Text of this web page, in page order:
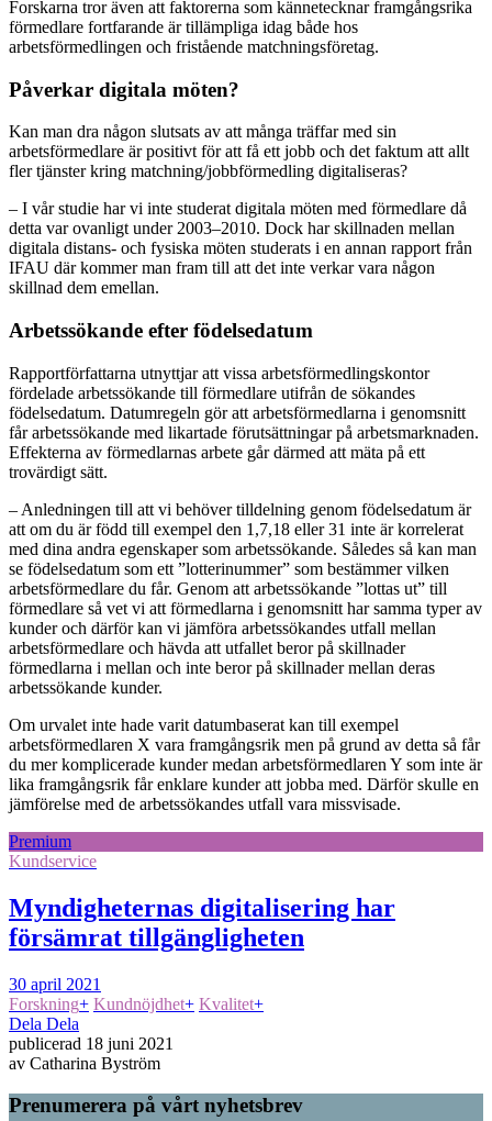
Forskarna tror även att faktorerna som kännetecknar framgångsrika
förmedlare fortfarande är tillämpliga idag både hos
arbetsförmedlingen och fristående matchningsföretag.
Påverkar digitala möten?
Kan man dra någon slutsats av att många träffar med sin
arbetsförmedlare är positivt för att få ett jobb och det faktum att allt
fler tjänster kring matchning/jobbförmedling digitaliseras?
– I vår studie har vi inte studerat digitala möten med förmedlare då
detta var ovanligt under 2003–2010. Dock har skillnaden mellan
digitala distans- och fysiska möten studerats i en annan rapport från
IFAU där kommer man fram till att det inte verkar vara någon
skillnad dem emellan.
Arbetssökande efter födelsedatum
Rapportförfattarna utnyttjar att vissa arbetsförmedlingskontor
fördelade arbetssökande till förmedlare utifrån de sökandes
födelsedatum. Datumregeln gör att arbetsförmedlarna i genomsnitt
får arbetssökande med likartade förutsättningar på arbetsmarknaden.
Effekterna av förmedlarnas arbete går därmed att mäta på ett
trovärdigt sätt.
– Anledningen till att vi behöver tilldelning genom födelsedatum är
att om du är född till exempel den 1,7,18 eller 31 inte är korrelerat
med dina andra egenskaper som arbetssökande. Således så kan man
se födelsedatum som ett ”lotterinummer” som bestämmer vilken
arbetsförmedlare du får. Genom att arbetssökande ”lottas ut” till
förmedlare så vet vi att förmedlarna i genomsnitt har samma typer av
kunder och därför kan vi jämföra arbetssökandes utfall mellan
arbetsförmedlare och hävda att utfallet beror på skillnader
förmedlarna i mellan och inte beror på skillnader mellan deras
arbetssökande kunder.
Om urvalet inte hade varit datumbaserat kan till exempel
arbetsförmedlaren X vara framgångsrik men på grund av detta så får
du mer komplicerade kunder medan arbetsförmedlaren Y som inte är
lika framgångsrik får enklare kunder att jobba med. Därför skulle en
jämförelse med de arbetssökandes utfall vara missvisade.
Premium
Kundservice
Myndigheternas digitalisering har
försämrat tillgängligheten
30 april 2021
Forskning+ Kundnöjdhet+ Kvalitet+
Dela Dela
publicerad 18 juni 2021
av Catharina Byström
Prenumerera på vårt nyhetsbrev